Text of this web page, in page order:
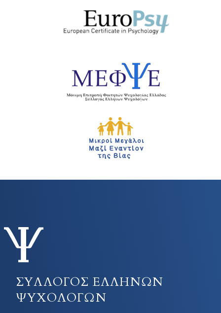
ΣΥΛΛΟΓΟΣ ΕΛΛΗΝΩΝ
ΨΥΧΟΛΟΓΩΝ